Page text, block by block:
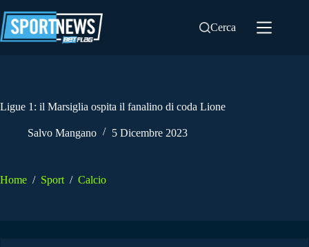
al
contenuto
Cerca
Ligue 1: il Marsiglia ospita il fanalino di coda Lione
Salvo Mangano 5 Dicembre 2023
Home / Sport / Calcio